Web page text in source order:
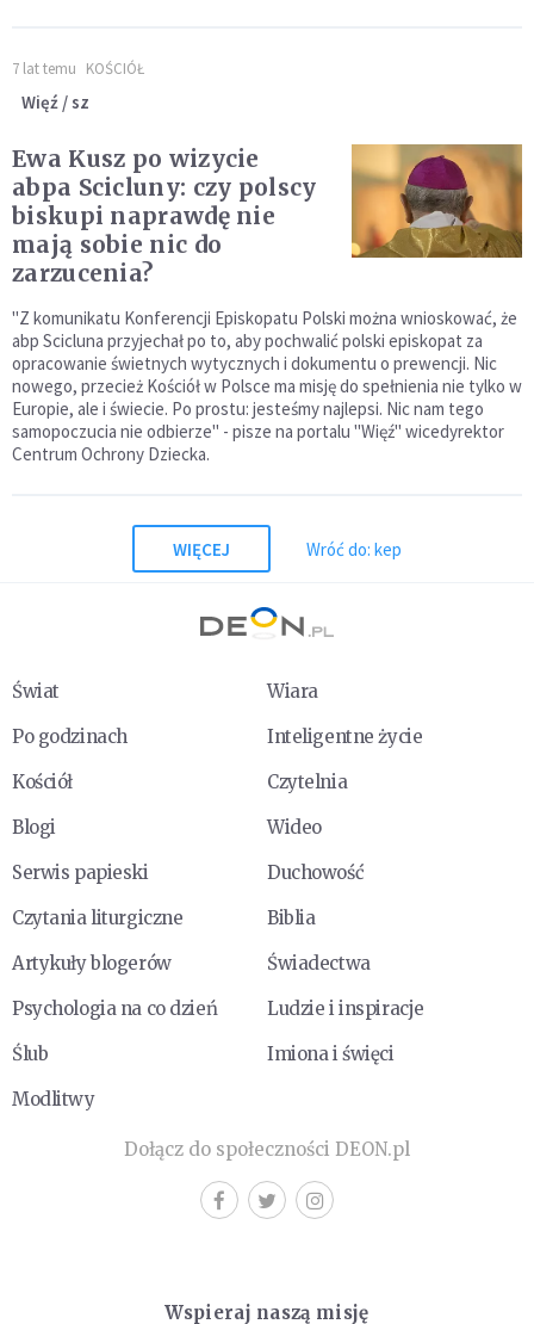
7 lat temu KOŚCIÓŁ
Więź / sz
Ewa Kusz po wizycie
abpa Scicluny: czy polscy
biskupi naprawdę nie
mają sobie nic do
zarzucenia?
"Z komunikatu Konferencji Episkopatu Polski można wnioskować, że
abp Scicluna przyjechał po to, aby pochwalić polski episkopat za
opracowanie świetnych wytycznych i dokumentu o prewencji. Nic
nowego, przecież Kościół w Polsce ma misję do spełnienia nie tylko w
Europie, ale i świecie. Po prostu: jesteśmy najlepsi. Nic nam tego
samopoczucia nie odbierze" - pisze na portalu "Więź" wicedyrektor
Centrum Ochrony Dziecka.
WIĘCEJ Wróć do: kep
Świat
Wiara
Po godzinach
Inteligentne życie
Kościół
Czytelnia
Blogi
Wideo
Serwis papieski
Duchowość
Czytania liturgiczne
Biblia
Artykuły blogerów
Świadectwa
Psychologia na co dzień
Ludzie i inspiracje
Ślub
Imiona i święci
Modlitwy
Dołącz do społeczności DEON.pl
Wspieraj naszą misję